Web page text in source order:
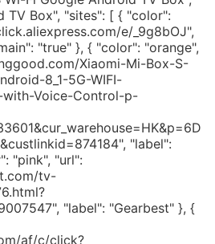
TV Box", "sites": [ { "color":
e/_9g8bOJ",
"true" }, { "color": "orange",
Xiaomi-Mi-Box-S-
8_1-5G-WIFI-
with-Voice-Control-p-
"label":
"pink", "url":
tv-
"label": "Gearbest" }, {
af/c/click?